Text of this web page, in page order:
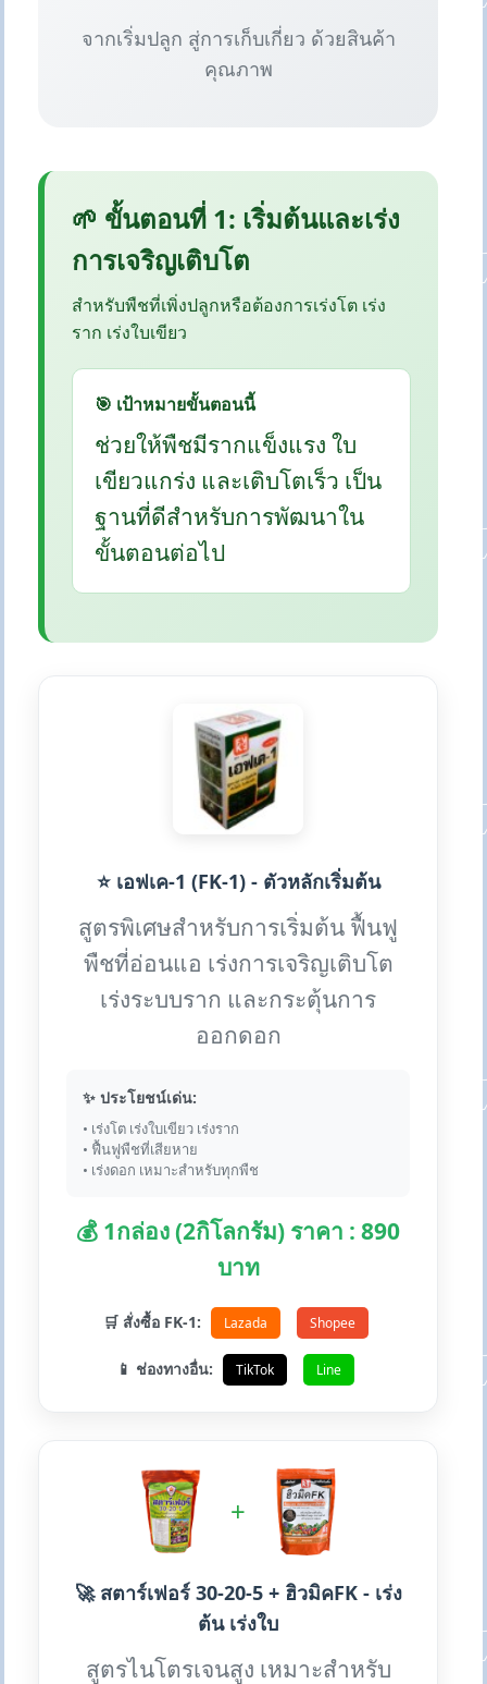
จากเริ่มปลูก สู่การเก็บเกี่ยว ด้วยสินค้า
คุณภาพ
🌱 ขั้นตอนที่ 1: เริ่มต้นและเร่ง
การเจริญเติบโต
สำหรับพืชที่เพิ่งปลูกหรือต้องการเร่งโต เร่ง
ราก เร่งใบเขียว
🎯 เป้าหมายขั้นตอนนี้
ช่วยให้พืชมีรากแข็งแรง ใบ
เขียวแกร่ง และเติบโตเร็ว เป็น
ฐานที่ดีสำหรับการพัฒนาใน
ขั้นตอนต่อไป
⭐ เอฟเค-1 (FK-1) - ตัวหลักเริ่มต้น
สูตรพิเศษสำหรับการเริ่มต้น ฟื้นฟู
พืชที่อ่อนแอ เร่งการเจริญเติบโต
เร่งระบบราก และกระตุ้นการ
ออกดอก
✨ ประโยชน์เด่น:
• เร่งโต เร่งใบเขียว เร่งราก
• ฟื้นฟูพืชที่เสียหาย
• เร่งดอก เหมาะสำหรับทุกพืช
💰 1กล่อง (2กิโลกรัม) ราคา : 890
บาท
🛒 สั่งซื้อ FK-1: Lazada Shopee
📱 ช่องทางอื่น: TikTok Line
+
🚀 สตาร์เฟอร์ 30-20-5 + ฮิวมิคFK - เร่ง
ต้น เร่งใบ
สูตรไนโตรเจนสูง เหมาะสำหรับ